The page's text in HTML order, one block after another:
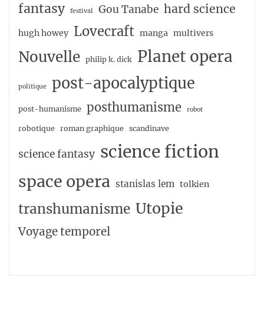
fantasy festival Gou Tanabe hard science
hugh howey Lovecraft manga multivers
Nouvelle philip k. dick Planet opera
politique post-apocalyptique
post-humanisme posthumanisme robot
robotique roman graphique scandinave
science fantasy science fiction
space opera stanislas lem tolkien
transhumanisme Utopie
Voyage temporel